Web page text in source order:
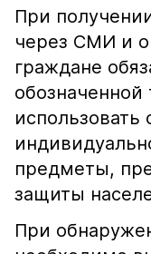
При
через СМИ и
граждане
использовать
предметы,
защиты
При